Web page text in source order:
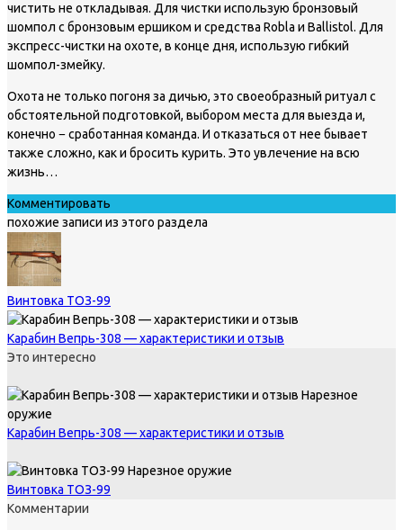
чистить не откладывая. Для чистки использую бронзовый
шомпол с бронзовым ершиком и средства Robla и Ballistol. Для
экспресс-чистки на охоте, в конце дня, использую гибкий
шомпол-змейку.
Охота не только погоня за дичью, это своеобразный ритуал с
обстоятельной подготовкой, выбором места для выезда и,
конечно − сработанная команда. И отказаться от нее бывает
также сложно, как и бросить курить. Это увлечение на всю
жизнь…
Комментировать
похожие записи из этого раздела
Винтовка ТОЗ-99
Карабин Вепрь-308 — характеристики и отзыв
Это интересно
Нарезное
оружие
Карабин Вепрь-308 — характеристики и отзыв
Нарезное оружие
Винтовка ТОЗ-99
Комментарии